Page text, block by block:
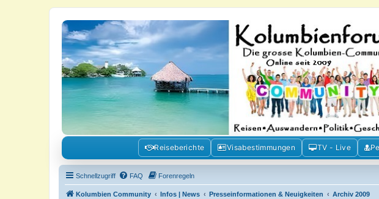
Kolumbienforum - Das grosse Forum der Freunde
Reisen, Auswandern, Kultur, Politik, Geschichte und Visum in Kolumbien und Venezuela. Austausch,
Reiseberichte Visabestimmungen TV - Live
Schnellzugriff FAQ Forenregeln
Kolumbien Community Infos | News Presseinformationen & Neuigkeiten Archiv 2009